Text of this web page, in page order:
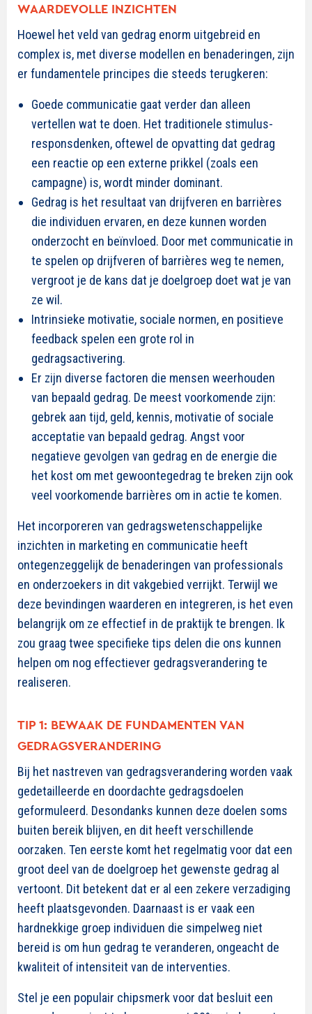
WAARDEVOLLE INZICHTEN
Hoewel het veld van gedrag enorm uitgebreid en
complex is, met diverse modellen en benaderingen, zijn
er fundamentele principes die steeds terugkeren:
Goede communicatie gaat verder dan alleen
vertellen wat te doen. Het traditionele stimulus-
responsdenken, oftewel de opvatting dat gedrag
een reactie op een externe prikkel (zoals een
campagne) is, wordt minder dominant.
Gedrag is het resultaat van drijfveren en barrières
die individuen ervaren, en deze kunnen worden
onderzocht en beïnvloed. Door met communicatie in
te spelen op drijfveren of barrières weg te nemen,
vergroot je de kans dat je doelgroep doet wat je van
ze wil.
Intrinsieke motivatie, sociale normen, en positieve
feedback spelen een grote rol in
gedragsactivering.
Er zijn diverse factoren die mensen weerhouden
van bepaald gedrag. De meest voorkomende zijn:
gebrek aan tijd, geld, kennis, motivatie of sociale
acceptatie van bepaald gedrag. Angst voor
negatieve gevolgen van gedrag en de energie die
het kost om met gewoontegedrag te breken zijn ook
veel voorkomende barrières om in actie te komen.
Het incorporeren van gedragswetenschappelijke
inzichten in marketing en communicatie heeft
ontegenzeggelijk de benaderingen van professionals
en onderzoekers in dit vakgebied verrijkt. Terwijl we
deze bevindingen waarderen en integreren, is het even
belangrijk om ze effectief in de praktijk te brengen. Ik
zou graag twee specifieke tips delen die ons kunnen
helpen om nog effectiever gedragsverandering te
realiseren.
TIP 1: BEWAAK DE FUNDAMENTEN VAN
GEDRAGSVERANDERING
Bij het nastreven van gedragsverandering worden vaak
gedetailleerde en doordachte gedragsdoelen
geformuleerd. Desondanks kunnen deze doelen soms
buiten bereik blijven, en dit heeft verschillende
oorzaken. Ten eerste komt het regelmatig voor dat een
groot deel van de doelgroep het gewenste gedrag al
vertoont. Dit betekent dat er al een zekere verzadiging
heeft plaatsgevonden. Daarnaast is er vaak een
hardnekkige groep individuen die simpelweg niet
bereid is om hun gedrag te veranderen, ongeacht de
kwaliteit of intensiteit van de interventies.
Stel je een populair chipsmerk voor dat besluit een